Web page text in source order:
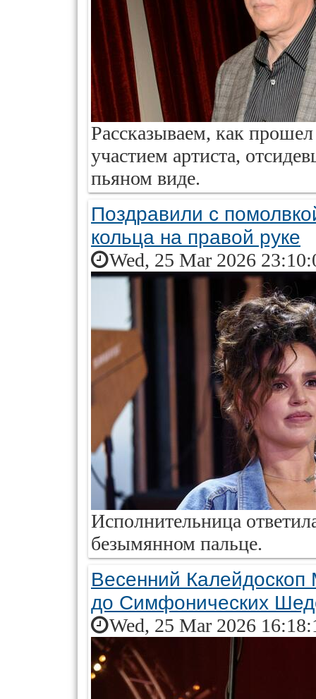
Рассказываем, как
участием артиста,
пьяном виде.
Поздравили с
кольца на правой руке
Wed, 25 Mar 2026
Исполнительница
безымянном пальце.
Весенний Калейдоскоп
до Симфонических
Wed, 25 Mar 2026